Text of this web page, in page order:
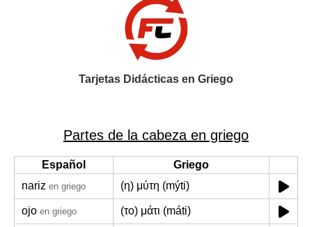
Tarjetas Didácticas en Griego
Partes de la cabeza en griego
Español
Griego
nariz en griego (η) μύτη (mýti)
ojo en griego (το) μάτι (máti)